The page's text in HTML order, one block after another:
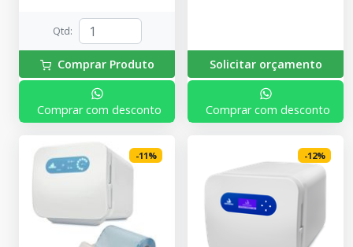
Qtd:
Comprar Produto
Comprar com desconto
Solicitar orçamento
Comprar com desconto
-11% -12%